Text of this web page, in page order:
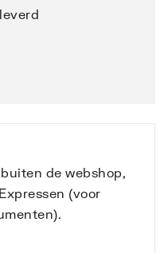
de webshop,
(voor